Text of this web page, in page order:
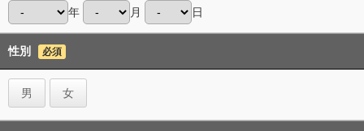
年 月 日
性別 必須
男 女